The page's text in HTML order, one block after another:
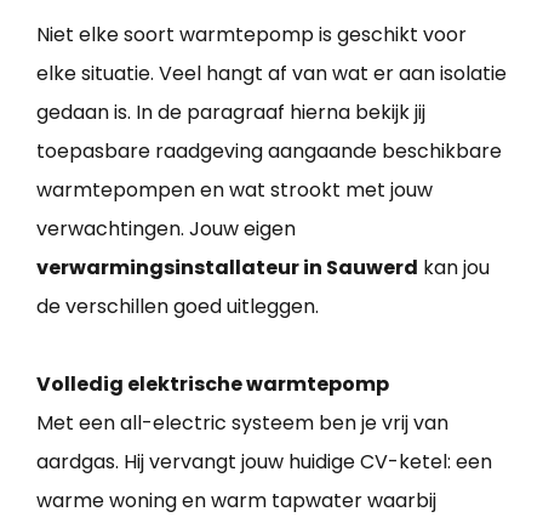
Niet elke soort warmtepomp is geschikt voor
elke situatie. Veel hangt af van wat er aan isolatie
gedaan is. In de paragraaf hierna bekijk jij
toepasbare raadgeving aangaande beschikbare
warmtepompen en wat strookt met jouw
verwachtingen. Jouw eigen
verwarmingsinstallateur in Sauwerd kan jou
de verschillen goed uitleggen.
Volledig elektrische warmtepomp
Met een all-electric systeem ben je vrij van
aardgas. Hij vervangt jouw huidige CV-ketel: een
warme woning en warm tapwater waarbij